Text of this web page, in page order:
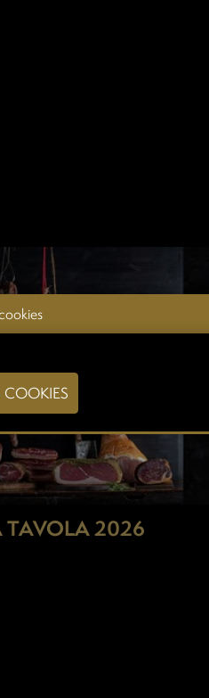
TAVOLA 2026